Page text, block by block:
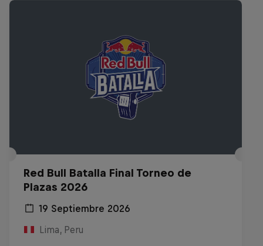
Red Bull Batalla Final Torneo de
Plazas 2026
19 Septiembre 2026
Lima, Peru